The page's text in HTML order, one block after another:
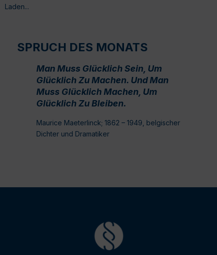
Laden...
SPRUCH DES MONATS
Man Muss Glücklich Sein, Um
Glücklich Zu Machen. Und Man
Muss Glücklich Machen, Um
Glücklich Zu Bleiben.
Maurice Maeterlinck; 1862 – 1949, belgischer
Dichter und Dramatiker